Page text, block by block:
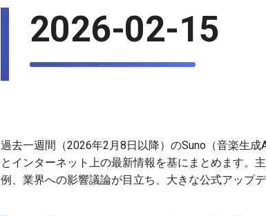
2026-02-15
過去一週間（2026年2月8日以降）のSuno（音楽生
とインターネット上の最新情報を基にまとめます。
例、業界への影響議論が目立ち、大きな公式アップ